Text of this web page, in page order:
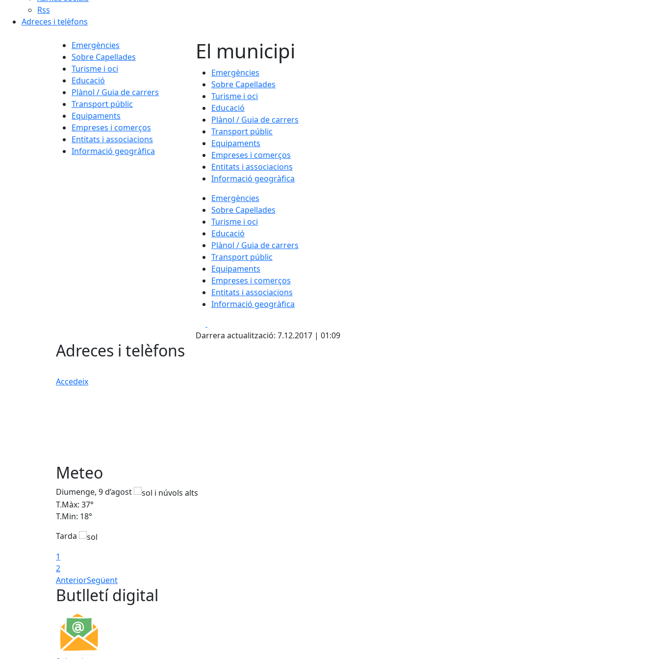
Rss
Adreces i telèfons
Emergències
Sobre Capellades
Turisme i oci
Educació
Plànol / Guia de carrers
Transport públic
Equipaments
Empreses i comerços
Entitats i associacions
Informació geogràfica
El municipi
Emergències
Sobre Capellades
Turisme i oci
Educació
Plànol / Guia de carrers
Transport públic
Equipaments
Empreses i comerços
Entitats i associacions
Informació geogràfica
Emergències
Sobre Capellades
Turisme i oci
Educació
Plànol / Guia de carrers
Transport públic
Equipaments
Empreses i comerços
Entitats i associacions
Informació geogràfica
Darrera actualització: 7.12.2017 | 01:09
Adreces i telèfons
Accedeix
Meteo
Diumenge, 9 d’agost
T.Màx: 37°
T.Min: 18°
Tarda
1
2
AnteriorSegüent
Butlletí digital